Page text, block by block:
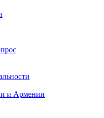
и Армении